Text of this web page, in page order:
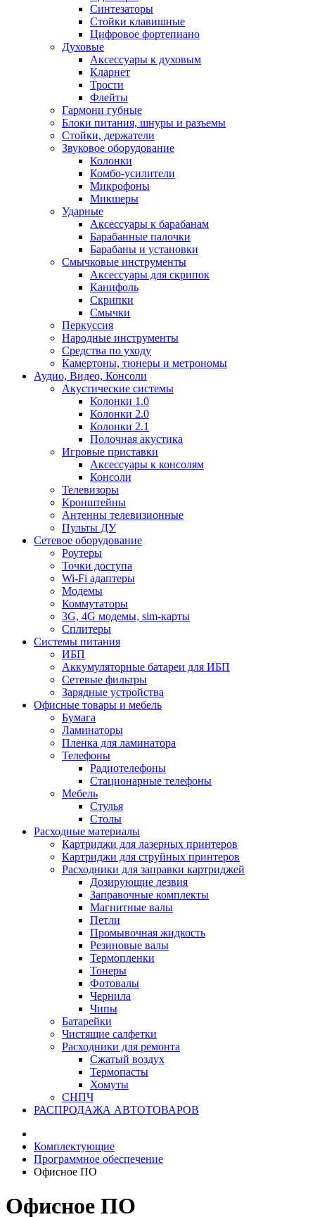
Синтезаторы
Стойки клавишные
Цифровое фортепиано
Духовые
Аксессуары к духовым
Кларнет
Трости
Флейты
Гармони губные
Блоки питания, шнуры и разъемы
Стойки, держатели
Звуковое оборудование
Колонки
Комбо-усилители
Микрофоны
Микшеры
Ударные
Аксессуары к барабанам
Барабанные палочки
Барабаны и установки
Смычковые инструменты
Аксессуары для скрипок
Канифоль
Скрипки
Смычки
Перкуссия
Народные инструменты
Средства по уходу
Камертоны, тюнеры и метрономы
Аудио, Видео, Консоли
Акустические системы
Колонки 1.0
Колонки 2.0
Колонки 2.1
Полочная акустика
Игровые приставки
Аксессуары к консолям
Консоли
Телевизоры
Кронштейны
Антенны телевизионные
Пульты ДУ
Сетевое оборудование
Роутеры
Точки доступа
Wi-Fi адаптеры
Модемы
Коммутаторы
3G, 4G модемы, sim-карты
Сплитеры
Системы питания
ИБП
Аккумуляторные батареи для ИБП
Сетевые фильтры
Зарядные устройства
Офисные товары и мебель
Бумага
Ламинаторы
Пленка для ламинатора
Телефоны
Радиотелефоны
Стационарные телефоны
Мебель
Стулья
Столы
Расходные материалы
Картриджи для лазерных принтеров
Картриджи для струйных принтеров
Расходники для заправки картриджей
Дозирующие лезвия
Заправочные комплекты
Магнитные валы
Петли
Промывочная жидкость
Резиновые валы
Термопленки
Тонеры
Фотовалы
Чернила
Чипы
Батарейки
Чистящие салфетки
Расходники для ремонта
Сжатый воздух
Термопасты
Хомуты
СНПЧ
РАСПРОДАЖА АВТОТОВАРОВ
Комплектующие
Программное обеспечение
Офисное ПО
Офисное ПО